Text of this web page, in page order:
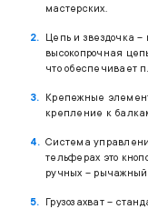
мастерских.
Цепь и звездочка –
высокопрочная
что обеспечивает
Крепежные
крепление к
Система
тельферах это
ручных –
Грузозахват –